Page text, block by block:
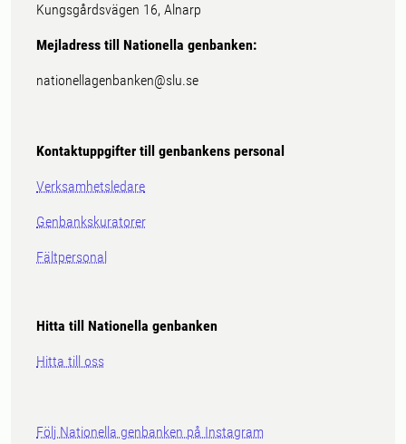
Kungsgårdsvägen 16, Alnarp
Mejladress till Nationella genbanken:
nationellagenbanken@slu.se
Kontaktuppgifter till genbankens personal
Verksamhetsledare
Genbankskuratorer
Fältpersonal
Hitta till Nationella genbanken
Hitta till oss
Följ Nationella genbanken på Instagram